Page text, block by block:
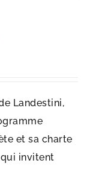
Landestini,
et sa charte
invitent